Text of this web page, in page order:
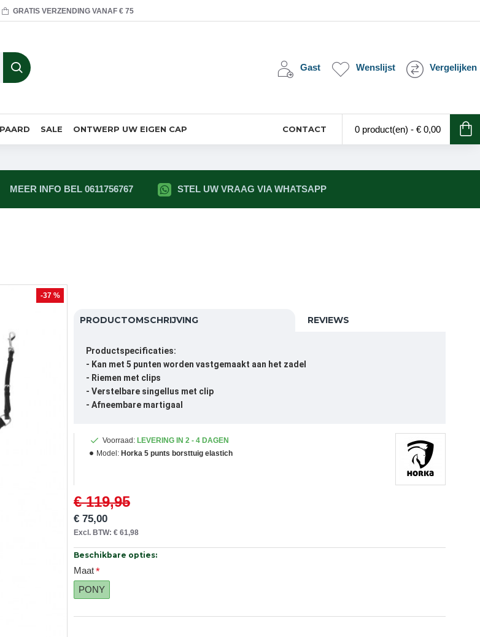
GRATIS VERZENDING VANAF € 75
Gast Wenslijst Vergelijken
SALE ONTWERP UW EIGEN CAP CONTACT 0 product(en) - € 0,00
MEER INFO BEL 0611756767 STEL UW VRAAG VIA WHATSAPP
-37 %
PRODUCTOMSCHRIJVING REVIEWS
Productspecificaties:
- Kan met 5 punten worden vastgemaakt aan het zadel
- Riemen met clips
- Verstelbare singellus met clip
- Afneembare martigaal
Voorraad: LEVERING IN 2 - 4 DAGEN
Model: Horka 5 punts borsttuig elastich
€ 75,00
€ 119,95
Excl. BTW: € 61,98
Beschikbare opties:
Maat
PONY